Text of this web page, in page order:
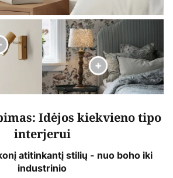
Idėjos kiekvieno tipo
interjerui
atitinkantį stilių - nuo boho iki
industrinio